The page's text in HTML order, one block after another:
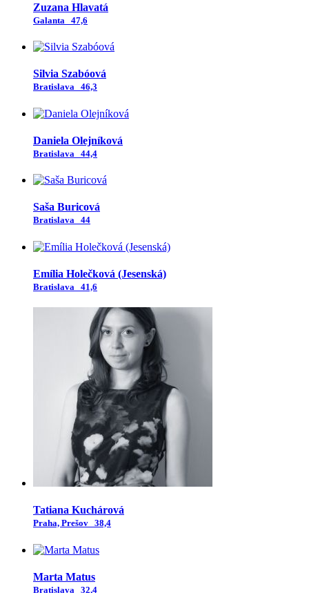
Zuzana Hlavatá
Galanta 47,6
Silvia Szabóová
Bratislava 46,3
Daniela Olejníková
Bratislava 44,4
Saša Buricová
Bratislava 44
Emília Holečková (Jesenská)
Bratislava 41,6
Tatiana Kuchárová
Praha, Prešov 38,4
Marta Matus
Bratislava 32,4